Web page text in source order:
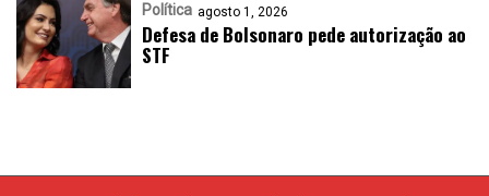
Política agosto 1, 2026
Defesa de Bolsonaro pede autorização ao
STF